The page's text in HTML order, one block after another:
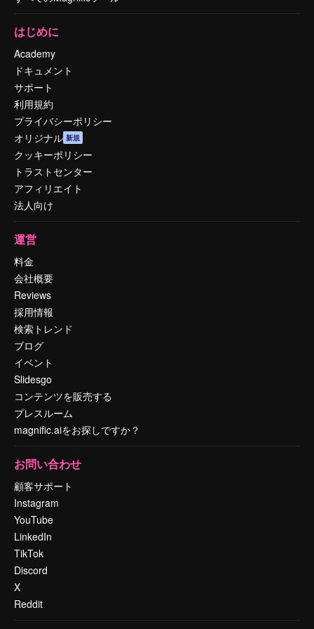
はじめに
Academy
ドキュメント
サポート
利用規約
プライバシーポリシー
オリジナル 新規
クッキーポリシー
トラストセンター
アフィリエイト
法人向け
運営
料金
会社概要
Reviews
採用情報
検索トレンド
ブログ
イベント
Slidesgo
コンテンツを販売する
プレスルーム
magnific.aiをお探しですか？
お問い合わせ
顧客サポート
Instagram
YouTube
LinkedIn
TikTok
Discord
X
Reddit